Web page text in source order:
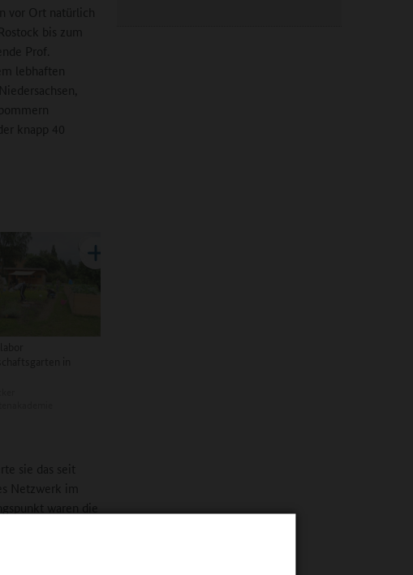
vor Ort natürlich
bis zum
Prof.
lebhaften
knapp 40
sie das seit
Netzwerk im
waren die
wieder